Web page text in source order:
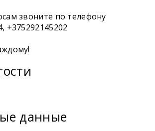
звоните по телефону
+375292145202
данные